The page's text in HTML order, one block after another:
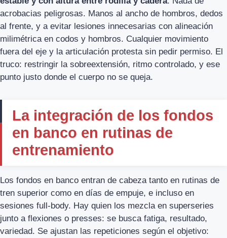
acrobacias peligrosas. Manos al ancho de hombros, dedos
al frente, y a evitar lesiones innecesarias con alineación
milimétrica en codos y hombros. Cualquier movimiento
fuera del eje y la articulación protesta sin pedir permiso. El
truco: restringir la sobreextensión, ritmo controlado, y ese
punto justo donde el cuerpo no se queja.
La integración de los fondos
en banco en rutinas de
entrenamiento
Los fondos en banco entran de cabeza tanto en rutinas de
tren superior como en días de empuje, e incluso en
sesiones full-body. Hay quien los mezcla en superseries
junto a flexiones o presses: se busca fatiga, resultado,
variedad. Se ajustan las repeticiones según el objetivo: